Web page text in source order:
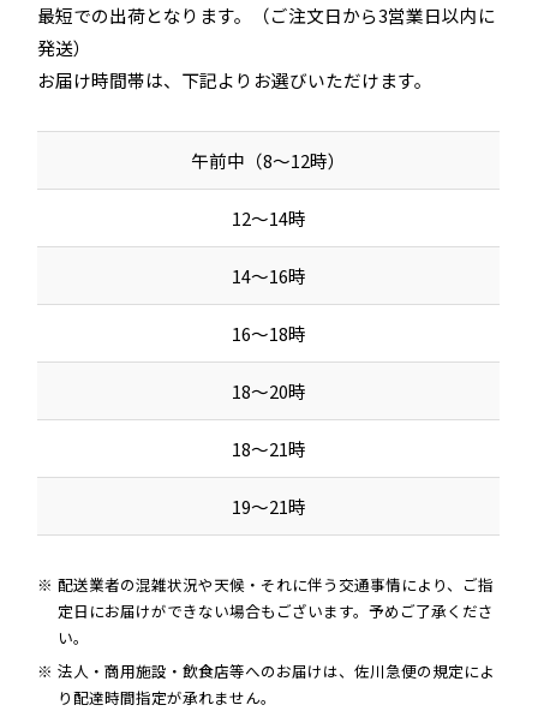
最短での出荷となります。（ご注文日から3営業日以内に
発送）
お届け時間帯は、下記よりお選びいただけます。
午前中（8～12時）
12～14時
14～16時
16～18時
18～20時
18～21時
19～21時
配送業者の混雑状況や天候・それに伴う交通事情により、ご指
定日にお届けができない場合もございます。予めご了承くださ
い。
法人・商用施設・飲食店等へのお届けは、佐川急便の規定によ
り配達時間指定が承れません。